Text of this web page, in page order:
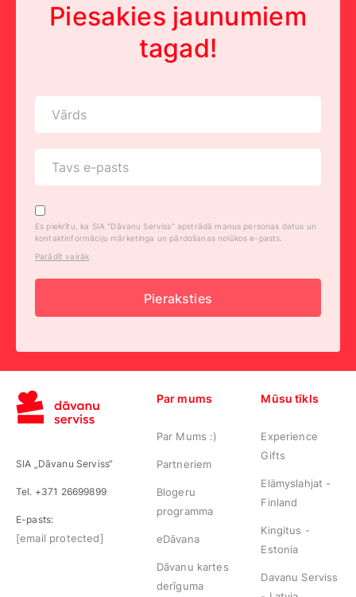
Piesakies jaunumiem
tagad!
Es piekrītu, ka SIA "Dāvanu Serviss" apstrādā manus personas datus un
kontaktinformāciju mārketinga un pārdošanas nolūkos e-pasts.
Parādīt vairāk
Pieraksties
SIA „Dāvanu Serviss“
Tel. +371 26699899
E-pasts:
[email protected]
Par mums
Par Mums :)
Partneriem
Blogeru
programma
eDāvana
Dāvanu kartes
derīguma
Mūsu tīkls
Experience
Gifts
Elämyslahjat -
Finland
Kingitus -
Estonia
Davanu Serviss